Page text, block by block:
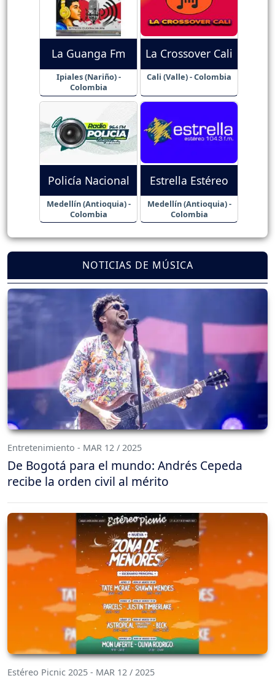
La Guanga Fm
Ipiales (Nariño) -
Colombia
La Crossover Cali
Cali (Valle) - Colombia
Policía Nacional
Medellín (Antioquia) -
Colombia
Estrella Estéreo
Medellín (Antioquia) -
Colombia
NOTICIAS DE MÚSICA
Entretenimiento - MAR 12 / 2025
De Bogotá para el mundo: Andrés Cepeda
recibe la orden civil al mérito
Estéreo Picnic 2025 - MAR 12 / 2025